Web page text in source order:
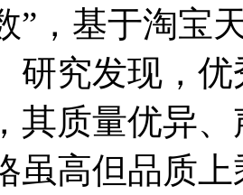
”，基于淘宝
研究发现，
其质量优异
虽高但品质